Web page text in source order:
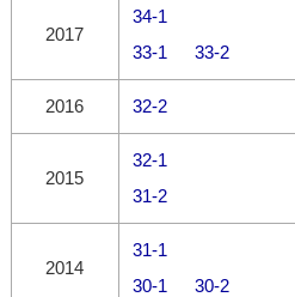
2017
34-1
33-1
33-2
2016 32-2
2015
32-1
31-2
2014
31-1
30-1
30-2